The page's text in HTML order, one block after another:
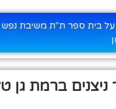
בית ספר ת"ת משיבת נפש
ברמת גן